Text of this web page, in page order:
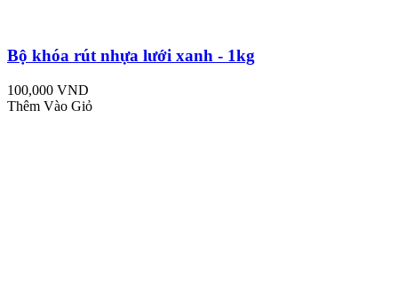
Bộ khóa rút nhựa lưới xanh - 1kg
100,000 VND
Thêm Vào Giỏ